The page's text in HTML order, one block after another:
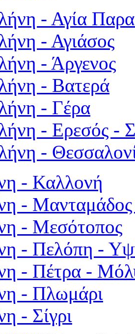
- Αγία
- Αγιάσος
- Άργενος
- Βατερά
- Γέρα
- Ερεσός -
-
- Καλλονή
- Μανταμάδος
- Μεσότοπος
- Πελόπη -
- Πέτρα -
- Πλωμάρι
- Σίγρι